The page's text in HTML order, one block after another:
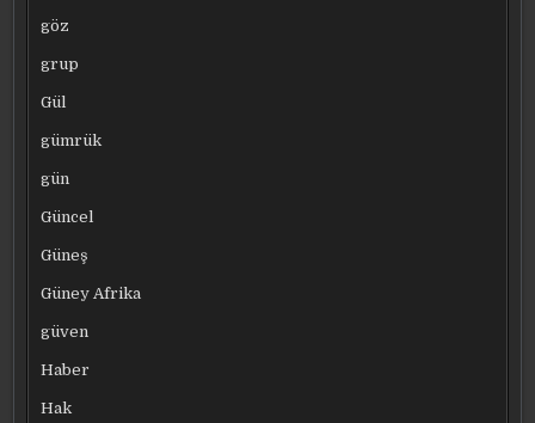
göz
grup
Gül
gümrük
gün
Güncel
Güneş
Güney Afrika
güven
Haber
Hak